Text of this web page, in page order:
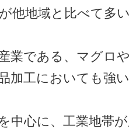
他地域と比べて多
業である、マグロ
加工においても強
中心に、工業地帯